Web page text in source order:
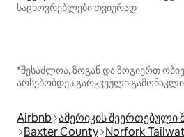
საცხოვრებლები თვიურად
*შესაძლოა, ზოგან და ზოგიერთ
არსებობდეს გარკვეული
Airbnb ამერიკის შეერთებული
Baxter County Norfork